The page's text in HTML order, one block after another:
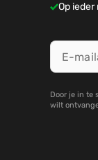
Op
Door je in te
wilt